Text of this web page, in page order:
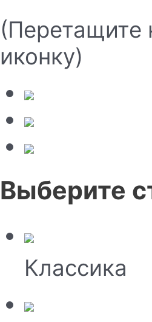
(Перетащите
иконку)
Выберите
Классика